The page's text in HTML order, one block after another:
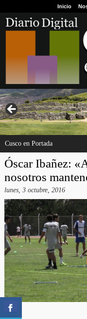
Inicio
Cusco en Portada
Óscar Ibañez:
nosotros
lunes, 3 octubre, 2016